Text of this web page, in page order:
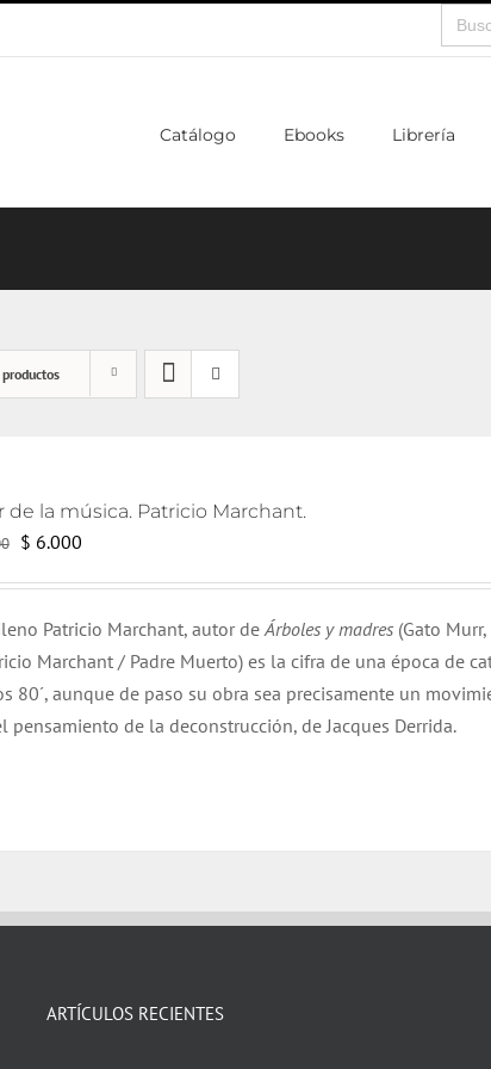
Buscar:
Catálogo Ebooks Librería
de la música. Patricio Marchant.
El
era:
$ 12.000.
$ 6.000El
es:
$ 6.000.
Patricio Marchant, autor deÁrboles y madres (Gato
Marchant / Padre Muerto) es la cifra de una época de
80´, aunque de paso su obra sea precisamente un
de la deconstrucción, de Jacques Derrida.
ARTÍCULOS RECIENTES